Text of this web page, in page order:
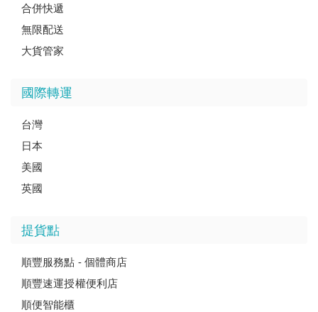
合併快遞
無限配送
大貨管家
國際轉運
台灣
日本
美國
英國
提貨點
順豐服務點 - 個體商店
順豐速運授權便利店
順便智能櫃